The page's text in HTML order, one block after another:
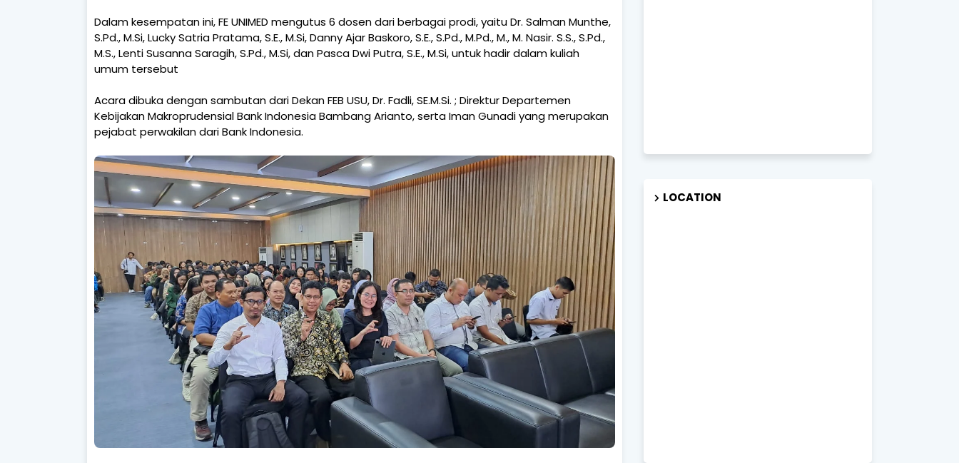
Dalam kesempatan ini, FE UNIMED mengutus 6 dosen dari berbagai prodi, yaitu Dr. Salman Munthe,
S.Pd., M.Si, Lucky Satria Pratama, S.E., M.Si, Danny Ajar Baskoro, S.E., S.Pd., M.Pd., M., M. Nasir. S.S., S.Pd.,
M.S., Lenti Susanna Saragih, S.Pd., M.Si, dan Pasca Dwi Putra, S.E., M.Si, untuk hadir dalam kuliah
umum tersebut
Acara dibuka dengan sambutan dari Dekan FEB USU, Dr. Fadli, SE.M.Si. ; Direktur Departemen
Kebijakan Makroprudensial Bank Indonesia Bambang Arianto, serta Iman Gunadi yang merupakan
pejabat perwakilan dari Bank Indonesia.
LOCATION